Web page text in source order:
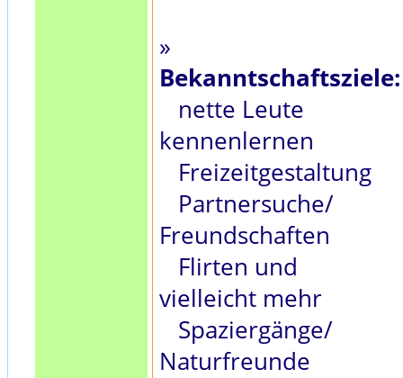
»
Bekanntschaftsziele:
nette Leute
kennenlernen
Freizeitgestaltung
Partnersuche/
Freundschaften
Flirten und
vielleicht mehr
Spaziergänge/
Naturfreunde